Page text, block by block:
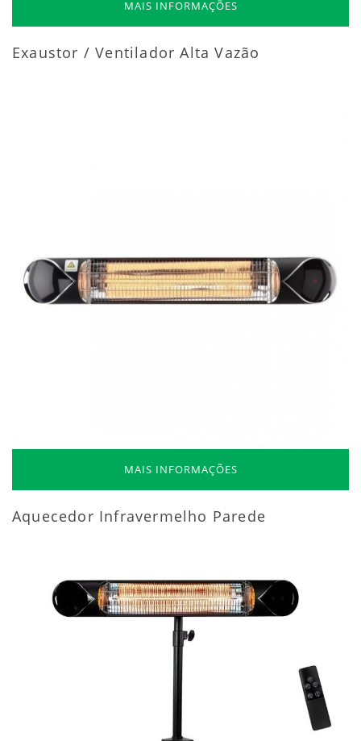
MAIS INFORMAÇÕES
Exaustor / Ventilador Alta Vazão
MAIS INFORMAÇÕES
Aquecedor Infravermelho Parede